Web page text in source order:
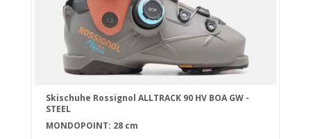
Skischuhe Rossignol ALLTRACK 90 HV BOA GW -
STEEL
MONDOPOINT: 28 cm